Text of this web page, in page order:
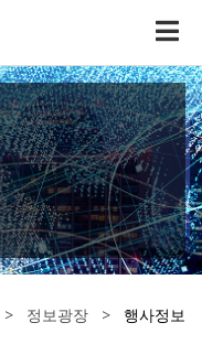
> 정보광장 > 행사정보